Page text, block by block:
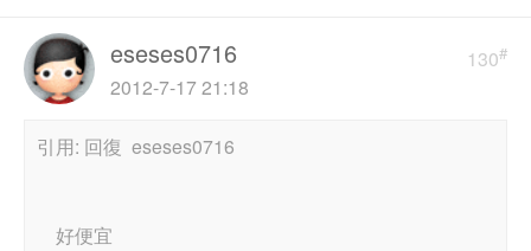
130#
eseses0716
2012-7-17 21:18
引用: 回復 eseses0716
好便宜